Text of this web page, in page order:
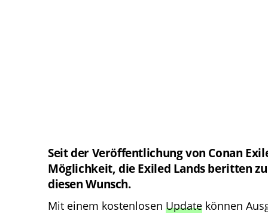
Seit der Veröffentlichung von Conan
Möglichkeit, die Exiled Lands beritten
diesen Wunsch.
Mit einem kostenlosen Update können